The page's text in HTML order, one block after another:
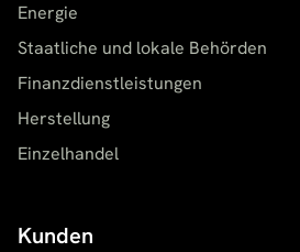
Energie
Staatliche und lokale Behörden
Finanzdienstleistungen
Herstellung
Einzelhandel
Kunden